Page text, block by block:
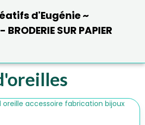
d'Eugénie ~
BRODERIE SUR PAPIER